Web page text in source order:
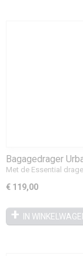
Bagagedrager
Met de Essential
€ 119,00
IN